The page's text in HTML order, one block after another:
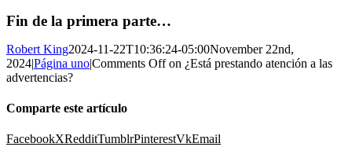
Fin de la primera parte…
Robert King2024-11-22T10:36:24-05:00November 22nd,
2024|Página uno|Comments Offon ¿Está prestando atención a las
advertencias?
Comparte este artículo
FacebookXRedditTumblrPinterestVkEmail